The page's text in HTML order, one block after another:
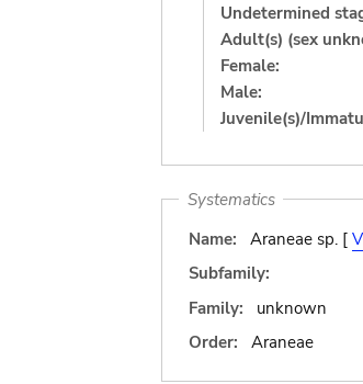
Undetermined
Adult(s) (sex
Female:
Male:
Juvenile(s)/
Systematics
Name:
Araneae sp. [
Subfamily:
Family:
unknown
Order:
Araneae